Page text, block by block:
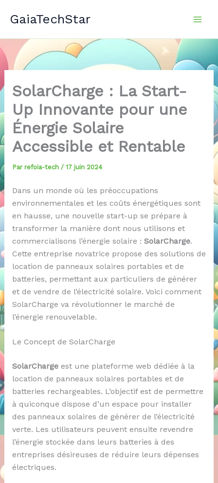
GaiaTechStar
SolarCharge : La Start-
Up Innovante pour une
Énergie Solaire
Accessible et Rentable
Par refoia-tech / 17 juin 2024
Dans un monde où les préoccupations
environnementales et les coûts énergétiques sont
en hausse, une nouvelle start-up se prépare à
transformer la manière dont nous utilisons et
commercialisons l’énergie solaire : SolarCharge.
Cette entreprise novatrice propose des solutions de
location de panneaux solaires portables et de
batteries, permettant aux particuliers de générer
et de vendre de l’électricité solaire. Voici comment
SolarCharge va révolutionner le marché de
l’énergie renouvelable.
Le Concept de SolarCharge
SolarChargeest une plateforme web dédiée à la
location de panneaux solaires portables et de
batteries rechargeables. L’objectif est de permettre
à quiconque dispose d’un espace pour installer
des panneaux solaires de générer de l’électricité
verte. Les utilisateurs peuvent ensuite revendre
l’énergie stockée dans leurs batteries à des
entreprises désireuses de réduire leurs dépenses
électriques.